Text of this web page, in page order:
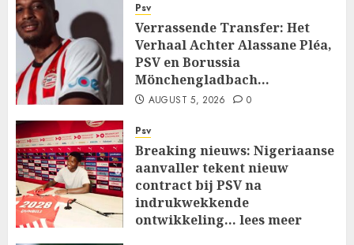
Psv
Verrassende Transfer: Het
Verhaal Achter Alassane Pléa,
PSV en Borussia
Mönchengladbach…
AUGUST 5, 2026 0
Psv
Breaking nieuws: Nigeriaanse
aanvaller tekent nieuw
contract bij PSV na
indrukwekkende
ontwikkeling… lees meer